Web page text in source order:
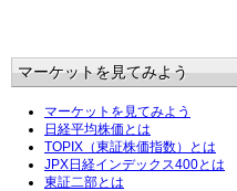
マーケットを見てみよう
マーケットを見てみよう
日経平均株価とは
TOPIX（東証株価指数）とは
JPX日経インデックス400とは
東証二部とは